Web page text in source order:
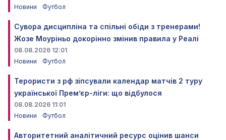
Новини
Футбол
Сувора дисципліна та спільні обіди з тренерами!
Жозе Моуріньо докорінно змінив правила у Реалі
08.08.2026 12:01
Новини
Футбол
Терористи з рф зіпсували календар матчів 2 туру
української Прем’єр-ліги: що відбулося
08.08.2026 11:01
Новини
Футбол
Авторитетний аналітичний ресурс оцінив шанси